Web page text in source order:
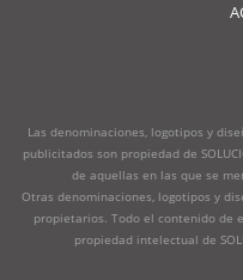
Las denominaciones, logotipos y
publicitados son propiedad de
de aquellas en las que se
Otras denominaciones, logotipos y
propietarios. Todo el contenido de
propiedad intelectual de